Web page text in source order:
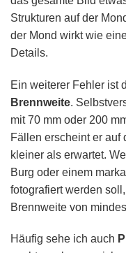
Strukturen auf der
der Mond wirkt wie
Details.
Ein weiterer Fehler ist
Brennweite.
mit 70 mm oder 200
Fällen erscheint er auf
kleiner als erwartet.
Burg oder einem
fotografiert werden
Brennweite von
Häufig sehe ich auch